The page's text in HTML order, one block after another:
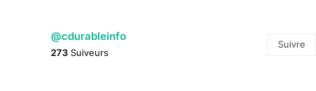
@cdurableinfo
273 Suiveurs
Suivre